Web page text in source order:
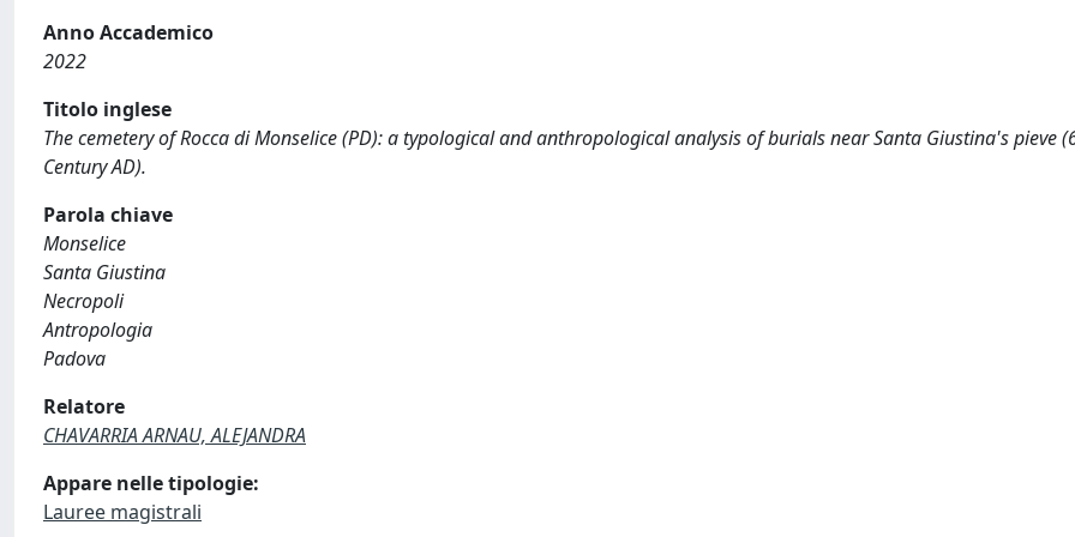
Anno Accademico
2022
Titolo inglese
The cemetery of Rocca di Monselice (PD): a typological and anthropological analysis of burials near Santa Giustina's pieve
Century AD).
Parola chiave
Monselice
Santa Giustina
Necropoli
Antropologia
Padova
Relatore
CHAVARRIA ARNAU, ALEJANDRA
Appare nelle tipologie:
Lauree magistrali